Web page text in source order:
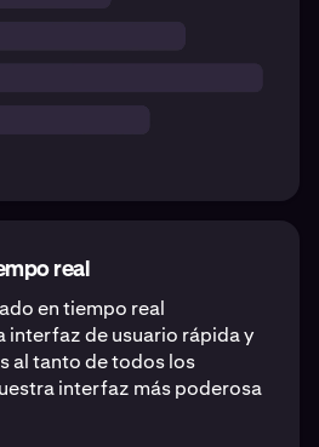
real
en tiempo real
interfaz de usuario rápida y
al tanto de todos los
interfaz más poderosa